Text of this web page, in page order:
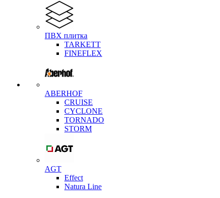
ПВХ плитка
TARKETT
FINEFLEX
ABERHOF
CRUISE
CYCLONE
TORNADO
STORM
AGT
Effect
Natura Line